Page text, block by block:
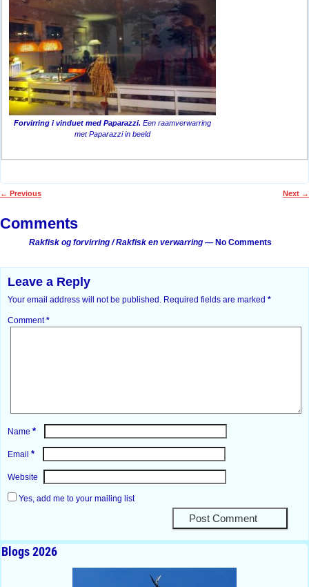
Forvirring i vinduet med Paparazzi. Een raamverwarring
met Paparazzi in beeld
← Previous Next →
Comments
Rakfisk og forvirring / Rakfisk en verwarring — No Comments
Leave a Reply
Your email address will not be published. Required fields are marked *
Comment*
Name *
Email *
Website
Yes, add me to your mailing list
Blogs 2026